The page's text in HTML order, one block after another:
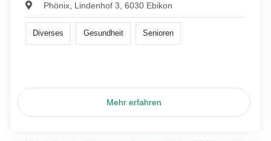
Phönix, Lindenhof 3, 6030 Ebikon
Diverses Gesundheit Senioren
Mehr erfahren